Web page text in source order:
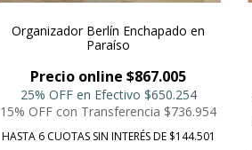
Organizador Berlín Enchapado en
Paraíso
Precio online $867.005
25% OFF en Efectivo $650.254
15% OFF con Transferencia $736.954
HASTA 6 CUOTAS SIN INTERÉS DE $144.501